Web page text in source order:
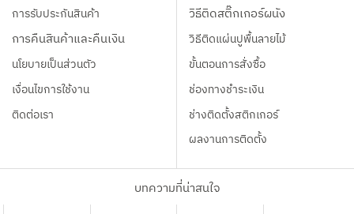
การรับประกันสินค้า
การคืนสินค้าและคืนเงิน
นโยบายเป็นส่วนตัว
เงื่อนไขการใช้งาน
ติดต่อเรา
วิธีติดสติ๊กเกอร์ผนัง
วิธีติดแผ่นปูพื้นลายไม้
ขั้นตอนการสั่งซื้อ
ช่องทางชำระเงิน
ช่างติดตั้งสติกเกอร์
ผลงานการติดตั้ง
บทความที่น่าสนใจ